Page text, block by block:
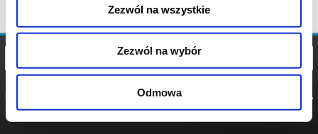
Zezwól na wszystkie
Zezwól na wybór
Odmowa
POLITYKA
POLITYKA